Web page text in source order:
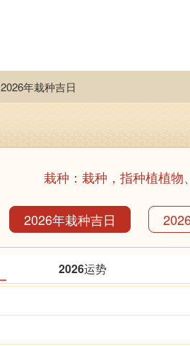
2026年栽种吉日
栽种：栽种，指种植植物
2026年栽种吉日
2026运势